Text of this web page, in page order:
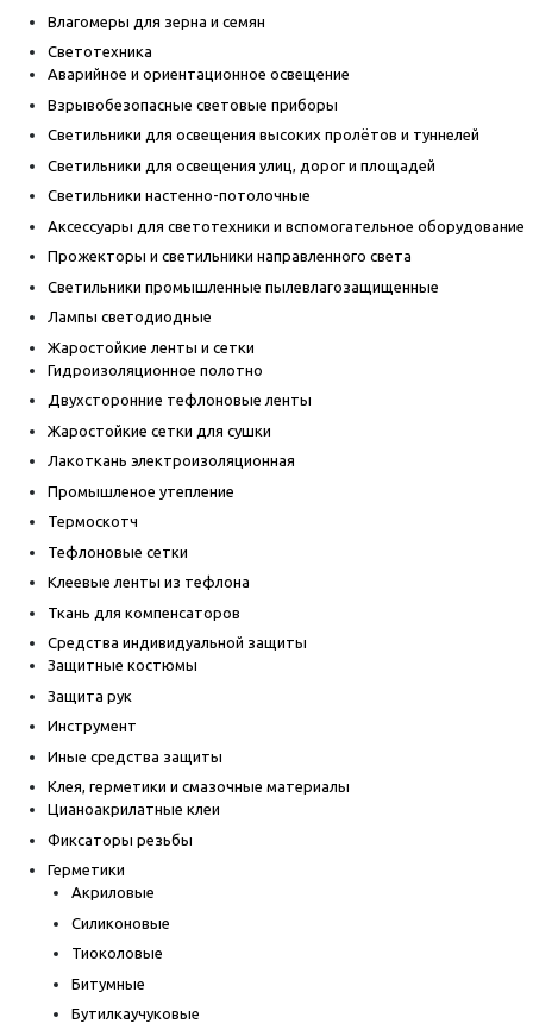
Влагомеры для зерна и семян
Светотехника
Аварийное и ориентационное освещение
Взрывобезопасные световые приборы
Светильники для освещения высоких пролётов и туннелей
Светильники для освещения улиц, дорог и площадей
Светильники настенно-потолочные
Аксессуары для светотехники и вспомогательное оборудование
Прожекторы и светильники направленного света
Светильники промышленные пылевлагозащищенные
Лампы светодиодные
Жаростойкие ленты и сетки
Гидроизоляционное полотно
Двухсторонние тефлоновые ленты
Жаростойкие сетки для сушки
Лакоткань электроизоляционная
Промышленое утепление
Термоскотч
Тефлоновые сетки
Клеевые ленты из тефлона
Ткань для компенсаторов
Средства индивидуальной защиты
Защитные костюмы
Защита рук
Инструмент
Иные средства защиты
Клея, герметики и смазочные материалы
Цианоакрилатные клеи
Фиксаторы резьбы
Герметики
Акриловые
Силиконовые
Тиоколовые
Битумные
Бутилкаучуковые